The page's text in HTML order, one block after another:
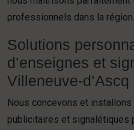
professionnels dans la région.
Solutions
d’enseignes et
Villeneuve-d’Ascq
Nous concevons et installons
publicitaires et signalétiques